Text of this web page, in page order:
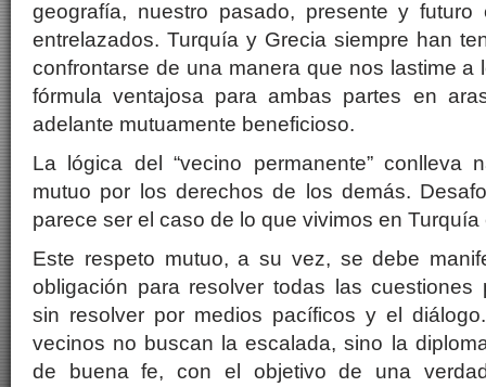
geografía, nuestro pasado, presente y futuro
entrelazados. Turquía y Grecia siempre han
confrontarse de una manera que nos lastime a
fórmula ventajosa para ambas partes en
adelante mutuamente beneficioso.
La lógica del “vecino permanente” conlleva
mutuo por los derechos de los demás.
parece ser el caso de lo que vivimos en
Este respeto mutuo, a su vez, se debe
obligación para resolver todas las cuestiones
sin resolver por medios pacíficos y el
vecinos no buscan la escalada, sino la
de buena fe, con el objetivo de una